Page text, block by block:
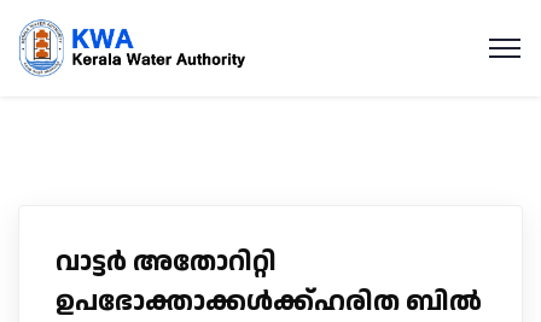
വാട്ടർ അതോറിറ്റി
ഉപഭോക്താക്കൾക്ക്​ഹരിത ബിൽ